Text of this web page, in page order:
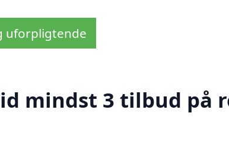
uforpligtende
mindst 3 tilbud på